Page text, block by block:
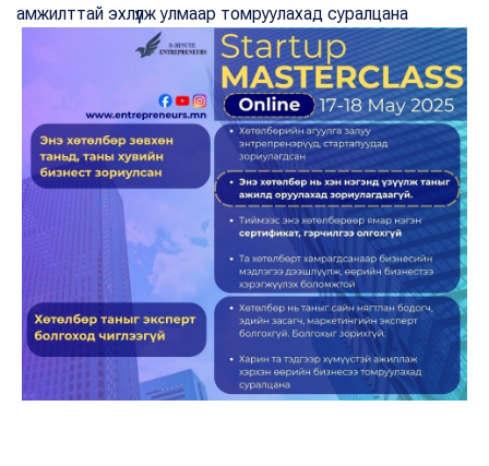
амжилттай эхлүүлж улмаар томруулахад суралцана